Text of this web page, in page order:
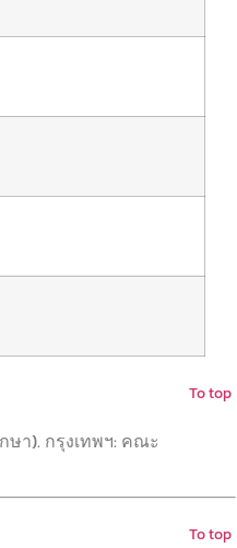
To top
ษา). กรุงเทพฯ: คณะ
To top